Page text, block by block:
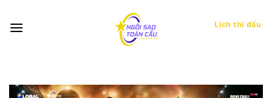
qua
Lịch thi đấu